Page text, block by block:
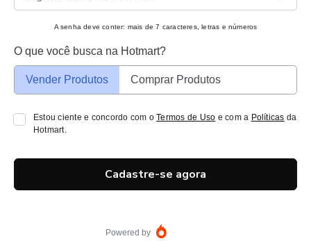
A senha deve conter: mais de 7 caracteres, letras e números
O que você busca na Hotmart?
Vender Produtos Comprar Produtos
Estou ciente e concordo com oTermos de Uso e com a Políticas da
Hotmart.
Cadastre-se agora
Powered by